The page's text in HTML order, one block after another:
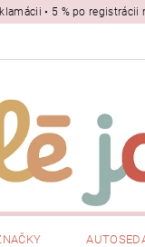
• 5 % po